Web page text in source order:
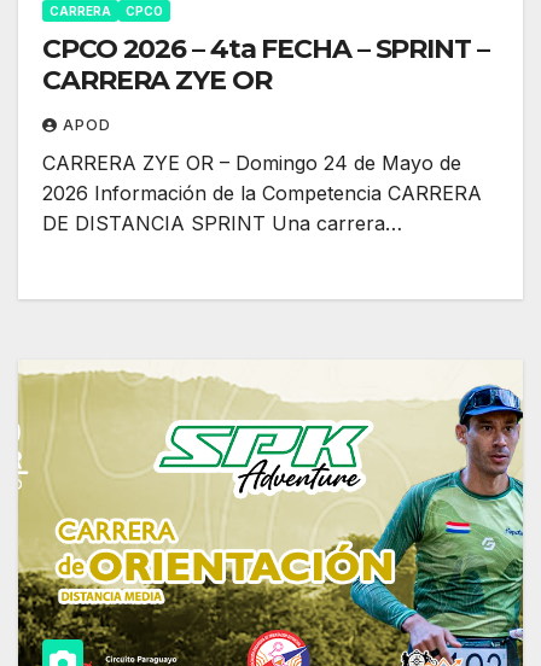
CARRERA CPCO
CPCO 2026 – 4ta FECHA – SPRINT –
CARRERA ZYE OR
APOD
CARRERA ZYE OR – Domingo 24 de Mayo de
2026 Información de la Competencia CARRERA
DE DISTANCIA SPRINT Una carrera…